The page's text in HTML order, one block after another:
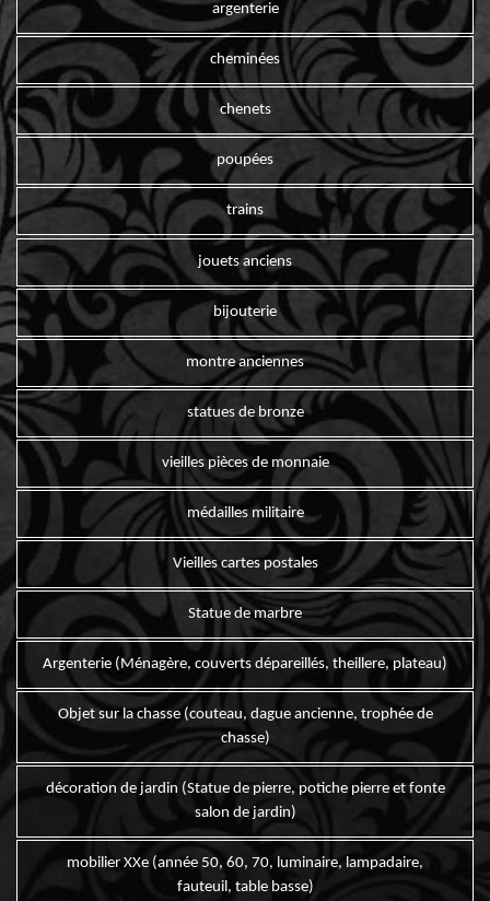
argenterie
cheminées
chenets
poupées
trains
jouets anciens
bijouterie
montre anciennes
statues de bronze
vieilles pièces de monnaie
médailles militaire
Vieilles cartes postales
Statue de marbre
Argenterie (Ménagère, couverts dépareillés, theillere, plateau)
Objet sur la chasse (couteau, dague ancienne, trophée de
chasse)
décoration de jardin (Statue de pierre, potiche pierre et fonte
salon de jardin)
mobilier XXe (année 50, 60, 70, luminaire, lampadaire,
fauteuil, table basse)